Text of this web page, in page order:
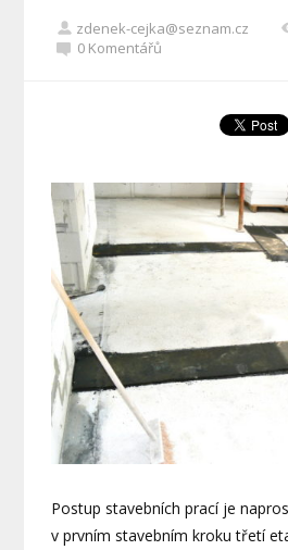
zdenek-cejka@seznam.cz
0 Komentářů
Postup stavebních prací je
v prvním stavebním kroku třetí